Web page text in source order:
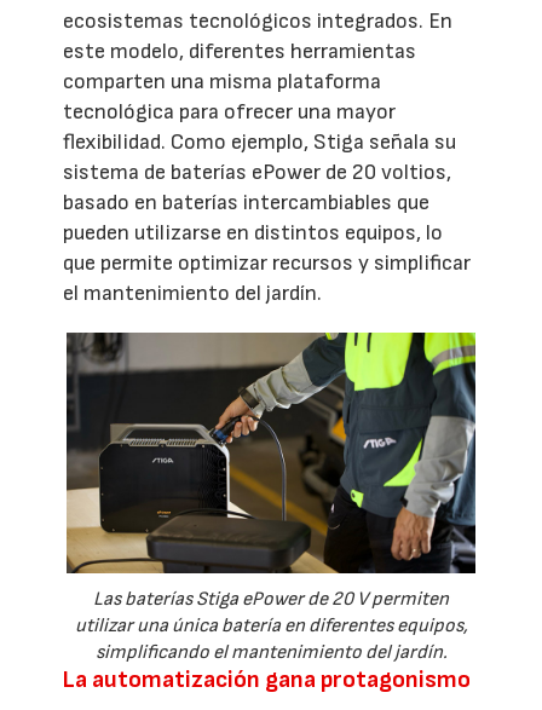
ecosistemas tecnológicos integrados. En
este modelo, diferentes herramientas
comparten una misma plataforma
tecnológica para ofrecer una mayor
flexibilidad. Como ejemplo, Stiga señala su
sistema de baterías ePower de 20 voltios,
basado en baterías intercambiables que
pueden utilizarse en distintos equipos, lo
que permite optimizar recursos y simplificar
el mantenimiento del jardín.
Las baterías Stiga ePower de 20 V permiten
utilizar una única batería en diferentes equipos,
simplificando el mantenimiento del jardín.
La automatización gana protagonismo